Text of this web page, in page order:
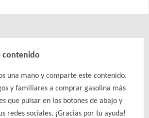
contenido
una mano y comparte este contenido.
y familiares a comprar gasolina más
que pulsar en los botones de abajo y
redes sociales. ¡Gracias por tu ayuda!